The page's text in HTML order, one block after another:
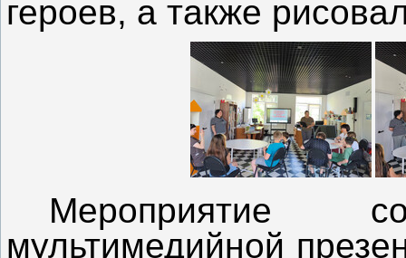
героев, а также
Мероприятие
мультимедийной